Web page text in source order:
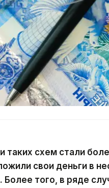
таких схем стали
свои деньги в
того, в ряде